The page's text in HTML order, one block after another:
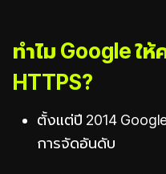
ทำไม Google ใ
HTTPS?
ตั้งแต่ปี 2014
การจัดอันดับ